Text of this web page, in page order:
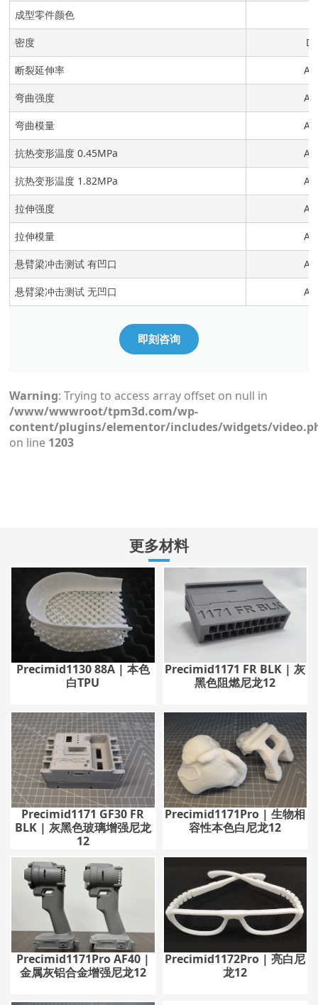
成型零件颜色
密度
断裂延伸率
弯曲强度
弯曲模量
抗热变形温度 0.45MPa
抗热变形温度 1.82MPa
拉伸强度
拉伸模量
悬臂梁冲击测试 有凹口
悬臂梁冲击测试 无凹口
即刻咨询
Warning: Trying to access array offset on null in
/www/wwwroot/tpm3d.com/wp-
content/plugins/elementor/includes/widgets/
on line 1203
更多材料
Precimid1130 88A | 本色
白TPU
Precimid1171 FR BLK | 灰
黑色阻燃尼龙12
Precimid1171 GF30 FR
BLK | 灰黑色玻璃增强尼龙
12
Precimid1171Pro | 生物相
容性本色白尼龙12
Precimid1171Pro AF40 |
金属灰铝合金增强尼龙12
Precimid1172Pro | 亮白尼
龙12